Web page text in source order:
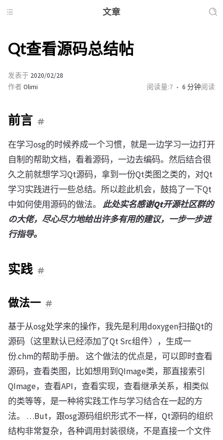
文章
Qt查看源码总结帖
发表于 2020/02/28
作者 Olimi 阅读量:7 6 分钟阅读
前言
在学习osg的时候养成一个习惯，就是一边学习一边打开
自制的帮助文档，看着源码，一边去编码。然后结合很
久之前就想学习Qt源码，拿到一份Qt类图之类的，对Qt
学习实践进行一些总结。所以趁此机会，鼓捣了一下Qt
中如何使用源码的做法。 此处实名感谢Qt开源社区群的
の大佬，尽心尽力地给出许多有用的建议，一步一步进
行指导。
实践
做法一
基于从osg处学来的操作，我先是利用doxygen扫描Qt的
源码（这里默认已经添加了Qt Src组件），生成一
份.chm的帮助手册。 这个做法的优点是，可以即时查看
源码，查看类图，比如想用到QImage类，那直接索引
QImage，查看API，查看实现，查看继承关系，相类似
的类等等，是一种将实践工作与学习结合在一起的方
法。 …But，跟osg源码组织形式不一样，Qt源码的组织
结构非常复杂，各种调用封装很绕，不是直接一个文件